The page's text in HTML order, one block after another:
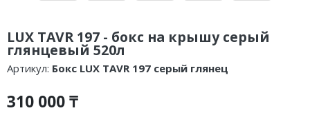
LUX TAVR 197 - бокс на крышу серый
глянцевый 520л
Артикул: Бокс LUX TAVR 197 серый глянец
310 000 ₸